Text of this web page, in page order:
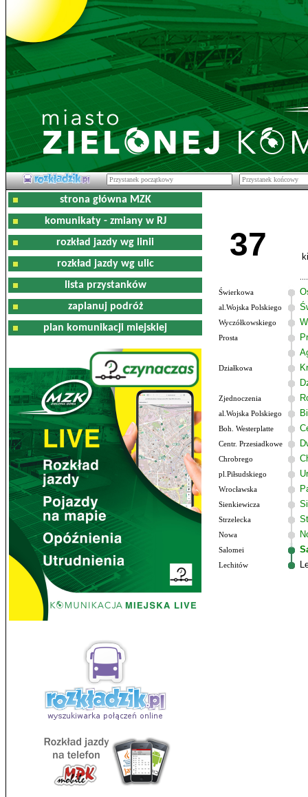
strona główna MZK
komunikaty - zmiany w RJ
rozkład jazdy wg linii
rozkład jazdy wg ulic
lista przystanków
zaplanuj podróż
plan komunikacji miejskiej
37
Świerkowa
al.Wojska Polskiego
Wyczółkowskiego
Prosta
Działkowa
Zjednoczenia
al.Wojska Polskiego
Boh. Westerplatte
Centr. Przesiadkowe
Chrobrego
pl.Piłsudskiego
Wrocławska
Sienkiewicza
Strzelecka
Nowa
Salomei
Lechitów